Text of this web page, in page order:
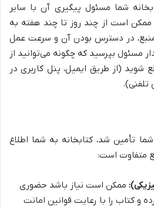
شما مسئول پیگیری آن با سایر
ممکن است از چند روز تا چند هفته به
در دسترس بودن آن و سرعت عمل
مسئول بپرسید که چگونه می‌توانید از
(از طریق ایمیل، پنل کاربری در
تلفنی).
تأمین شد، کتابخانه به شما اطلاع
متفاوت است:
ممکن است نیاز باشد حضوری
و کتاب را با رعایت قوانین امانت